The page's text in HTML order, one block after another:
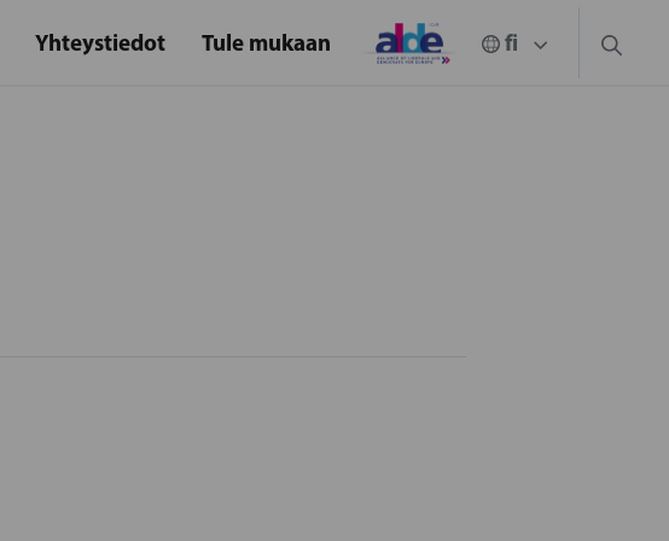
Yhteystiedot Tule mukaan